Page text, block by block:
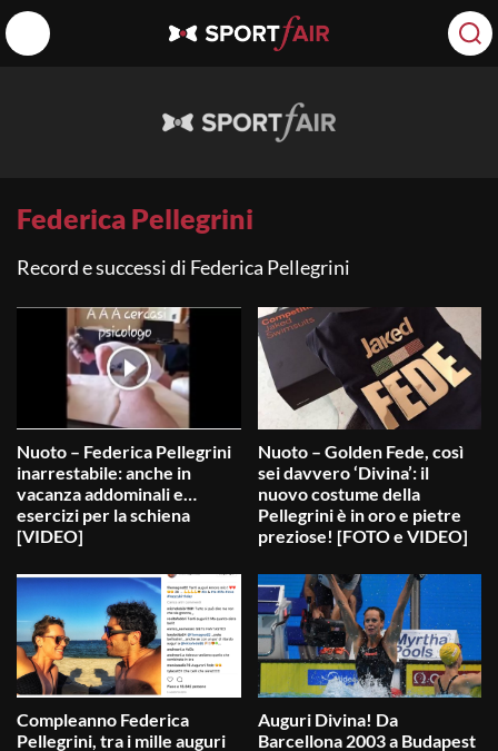
Federica Pellegrini
Record e successi di Federica Pellegrini
Nuoto – Federica Pellegrini
inarrestabile: anche in
vacanza addominali e…
esercizi per la schiena
[VIDEO]
Nuoto – Golden Fede, così
sei davvero ‘Divina’: il
nuovo costume della
Pellegrini è in oro e pietre
preziose! [FOTO e VIDEO]
Compleanno Federica
Pellegrini, tra i mille auguri
Auguri Divina! Da
Barcellona 2003 a Budapest